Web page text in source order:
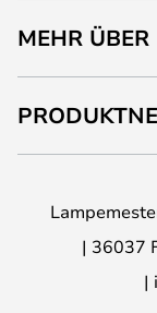
MEHR ÜBER
36037